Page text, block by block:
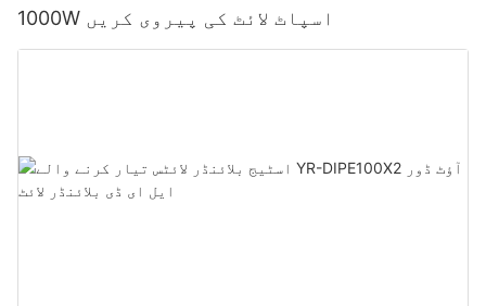
1000W اسپاٹ لائٹ کی پیروی کریں